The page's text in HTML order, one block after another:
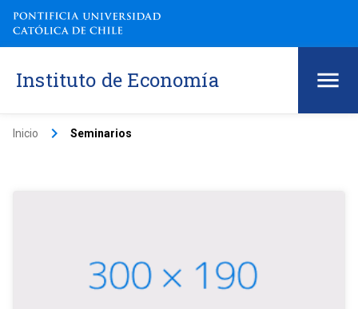
Instituto de Economía
Inicio keyboard_arrow_right Seminarios